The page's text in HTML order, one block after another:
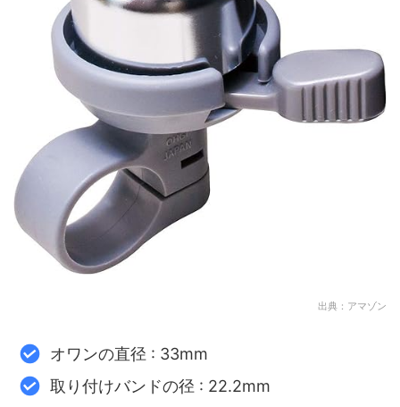
出典：アマゾン
オワンの直径 : 33mm
取り付けバンドの径 : 22.2mm